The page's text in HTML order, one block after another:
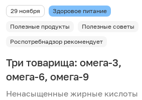
29 ноября Здоровое питание
Полезные продукты
Полезные советы
Роспотребнадзор рекомендует
Три товарища: омега-3,
омега-6, омега-9
Ненасыщенные жирные кислоты